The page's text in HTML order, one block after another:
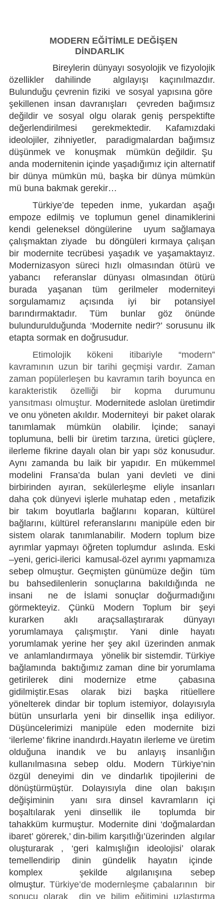
MODERN EĞİTİMLE DEĞİŞEN
DİNDARLIK
Bireylerin dünyayı sosyolojik ve fizyolojik
özellikler dahilinde algılayışı kaçınılmazdır.
Bulunduğu çevrenin fiziki ve sosyal yapısına göre
şekillenen insan davranışları çevreden bağımsız
değildir ve sosyal olgu olarak geniş perspektifte
değerlendirilmesi gerekmektedir. Kafamızdaki
ideolojiler, zihniyetler, paradigmalardan bağımsız
düşünmek ve konuşmak mümkün değildir. Şu
anda modernitenin içinde yaşadığımız için alternatif
bir dünya mümkün mü, başka bir dünya mümkün
mü buna bakmak gerekir…
Türkiye’de tepeden inme, yukardan aşağı
empoze edilmiş ve toplumun genel dinamiklerini
kendi geleneksel döngülerine uyum sağlamaya
çalışmaktan ziyade bu döngüleri kırmaya çalışan
bir modernite tecrübesi yaşadık ve yaşamaktayız.
Modernizasyon süreci hızlı olmasından ötürü ve
yabancı referanslar dünyası olmasından ötürü
burada yaşanan tüm gerilmeler moderniteyi
sorgulamamız açısında iyi bir potansiyel
barındırmaktadır. Tüm bunlar göz önünde
bulundurulduğunda ‘Modernite nedir?’ sorusunu ilk
etapta sormak en doğrusudur.
Etimolojik kökeni itibariyle “modern”
kavramının uzun bir tarihi geçmişi vardır. Zaman
zaman popülerleşen bu kavramın tarih boyunca en
karakteristik özelliği bir kopma durumunu
yansıtması olmuştur. Modernitede aslolan üretimdir
ve onu yöneten akıldır. Moderniteyi bir paket olarak
tanımlamak mümkün olabilir. İçinde; sanayi
toplumuna, belli bir üretim tarzına, üretici güçlere,
ilerleme fikrine dayalı olan bir yapı söz konusudur.
Aynı zamanda bu laik bir yapıdır. En mükemmel
modelini Fransa’da bulan yani devleti ve dini
birbirinden ayıran, sekülerleşme eliyle insanları
daha çok dünyevi işlerle muhatap eden , metafizik
bir takım boyutlarla bağlarını koparan, kültürel
bağlarını, kültürel referanslarını manipüle eden bir
sistem olarak tanımlanabilir. Modern toplum bize
ayrımlar yapmayı öğreten toplumdur aslında. Eski
–yeni, gerici-ilerici kamusal-özel ayrımı yapmamıza
sebep olmuştur. Geçmişten günümüze değin tüm
bu bahsedilenlerin sonuçlarına bakıldığında ne
insani ne de İslami sonuçlar doğurmadığını
görmekteyiz. Çünkü Modern Toplum bir şeyi
kurarken aklı araçsallaştırarak dünyayı
yorumlamaya çalışmıştır. Yani dinle hayatı
yorumlamak yerine her şey akıl üzerinden anmak
ve anlamlandırmaya yönelik bir sistemdir. Türkiye
bağlamında baktığımız zaman dine bir yorumlama
getirilerek dini modernize etme çabasına
gidilmiştir.Esas olarak bizi başka ritüellere
yönelterek dindar bir toplum istemiyor, dolayısıyla
bütün unsurlarla yeni bir dinsellik inşa ediliyor.
Düşüncelerimizi manipüle eden modernite bizi
‘ilerleme’ fikrine inandırdı.Hayatın ilerleme ve üretim
olduğuna inandık ve bu anlayış insanlığın
kullanılmasına sebep oldu. Modern Türkiye’nin
özgül deneyimi din ve dindarlık tipojilerini de
dönüştürmüştür. Dolayısıyla dine olan bakışın
değişiminin yanı sıra dinsel kavramların içi
boşaltılarak yeni dinsellik ile toplumda bir
tahakküm kurmuştur. Modernite dini ‘doğmalardan
ibaret’ görerek,’ din-bilim karşıtlığı’üzerinden algılar
oluşturarak , ‘geri kalmışlığın ideolojisi’ olarak
temellendirip dinin gündelik hayatın içinde
komplex şekilde algılanışına sebep
olmuştur. Türkiye’de modernleşme çabalarının bir
sonucu olarak din ve bilim eğitimini uzlaştırma